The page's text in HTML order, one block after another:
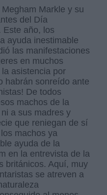
Markle y su
del Día
Este año, los
ayuda inestimable
las manifestaciones
en muchos
asistencia por
habrán sonreído ante
De todos
machos de la
a sus madres y
que reniegan de sí
machos ya
ayuda de la
en la entrevista de la
británicos. Aquí, muy
se atreven a